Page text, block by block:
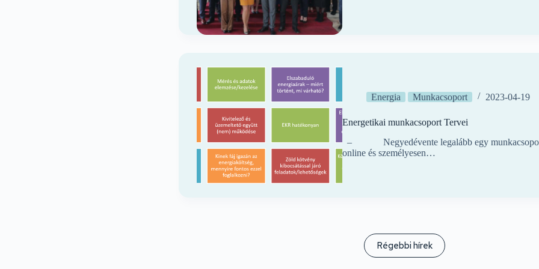
Energia Munkacsoport 2023-04-19
Energetikai munkacsoport Tervei
– Negyedévente legalább egy
online és személyesen…
Régebbi hírek